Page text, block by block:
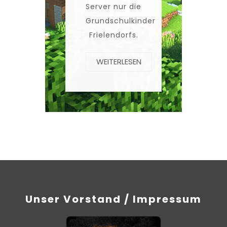
Server nur die
Grundschulkinder
Frielendorfs.
WEITERLESEN
Unser Vorstand / Impressum